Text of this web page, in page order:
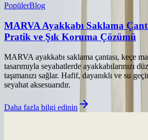
PopülerBlog
MARVA Ayakkabı Saklama
Pratik ve Şık Koruma Çözümü
MARVA ayakkabı saklama çantası, keçe
tasarımıyla seyahatlerde ayakkabılarınızı
taşımanızı sağlar. Hafif, dayanıklı ve su
seyahat aksesuarıdır.
Daha fazla bilgi edinin